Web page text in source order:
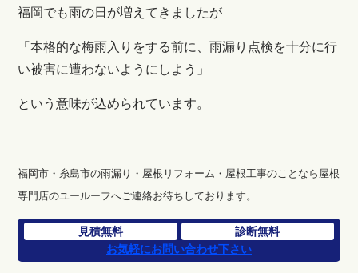
福岡でも雨の日が増えてきましたが
「本格的な梅雨入りをする前に、雨漏り点検を十分に行
い被害に遭わないようにしよう」
という意味が込められています。
福岡市・糸島市の雨漏り・屋根リフォーム・屋根工事のことなら屋根
専門店のユールーフへご連絡お待ちしております。
見積無料
診断無料
お気軽にお問い合わせ下さい